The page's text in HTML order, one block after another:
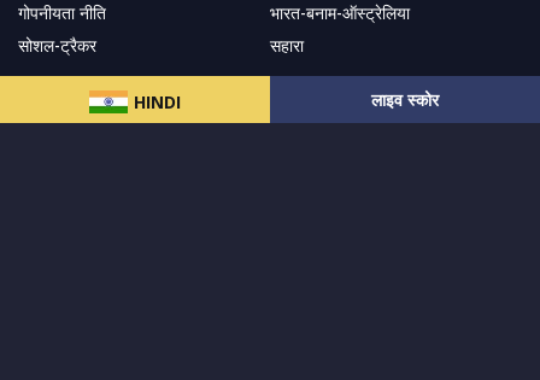
HINDI लाइव स्कोर
गोपनीयता नीति
भारत-बनाम-ऑस्ट्रेलिया
सोशल-ट्रैकर
सहारा
हमारे समाचार पत्र के सदस्य बनें